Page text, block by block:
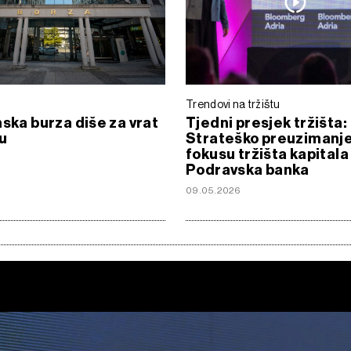
burza diše za vrat
Trendovi na tržištu
Tjedni presjek tržišta:
Strateško
fokusu tržišta kapitala
Podravska banka
09.05.2026